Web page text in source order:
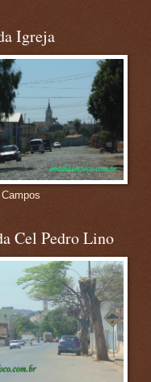
Igreja
Cel Pedro Lino